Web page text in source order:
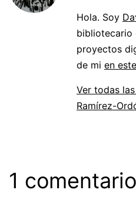
Hola. Soy
bibliotecario
proyectos
de mi en
Ver todas
Ramírez-
1 comentario